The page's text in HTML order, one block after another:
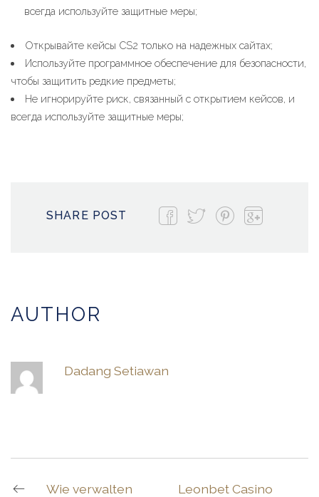
всегда используйте защитные меры;
Открывайте кейсы CS2 только на надежных сайтах;
Используйте программное обеспечение для безопасности,
чтобы защитить редкие предметы;
Не игнорируйте риск, связанный с открытием кейсов, и
всегда используйте защитные меры;
SHARE POST
AUTHOR
Dadang Setiawan
Wie verwalten
Leonbet Casino